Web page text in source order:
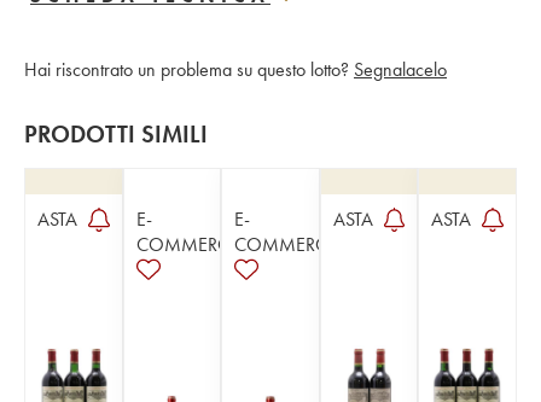
Hai riscontrato un problema su questo lotto? Segnalacelo
PRODOTTI SIMILI
ASTA
E-
COMMERCE
E-
COMMERCE
ASTA ASTA